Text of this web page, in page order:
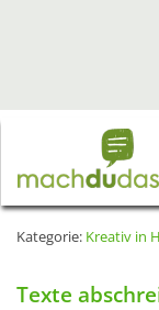
Kategorie: Kreativ in
Texte